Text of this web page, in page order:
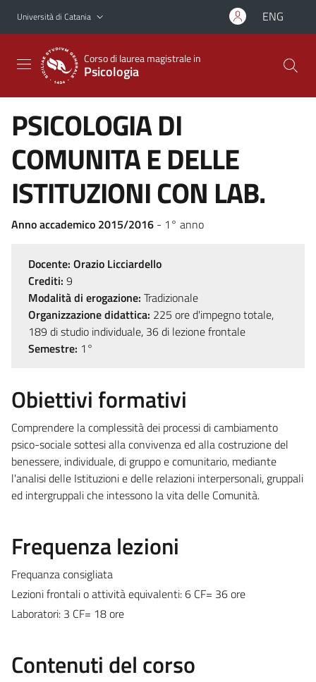
Vai al contenuto principale
Vai al menu di navigazione
Università di Catania ENG
Corso di laurea magistrale in
Psicologia
PSICOLOGIA DI
COMUNITA E DELLE
ISTITUZIONI CON LAB.
Anno accademico 2015/2016 - 1° anno
Docente: Orazio Licciardello
Crediti: 9
Modalità di erogazione: Tradizionale
Organizzazione didattica: 225 ore d'impegno totale,
189 di studio individuale, 36 di lezione frontale
Semestre: 1°
Obiettivi formativi
Comprendere la complessità dei processi di cambiamento
psico-sociale sottesi alla convivenza ed alla costruzione del
benessere, individuale, di gruppo e comunitario, mediante
l'analisi delle Istituzioni e delle relazioni interpersonali, gruppali
ed intergruppali che intessono la vita delle Comunità.
Frequenza lezioni
Frequanza consigliata
Lezioni frontali o attività equivalenti: 6 CF= 36 ore
Laboratori: 3 CF= 18 ore
Contenuti del corso